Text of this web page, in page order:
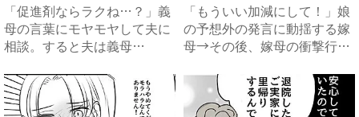
「促進剤ならラクね…？」義
母の言葉にモヤモヤして夫に
相談。すると夫は義母
「もういい加減にして！」娘
の予想外の発言に動揺する嫁
母→その後、嫁母の衝撃行動